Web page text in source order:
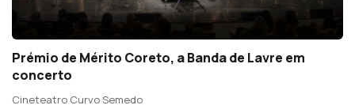
Prémio de Mérito Coreto, a Banda de Lavre em
concerto
Cineteatro Curvo Semedo